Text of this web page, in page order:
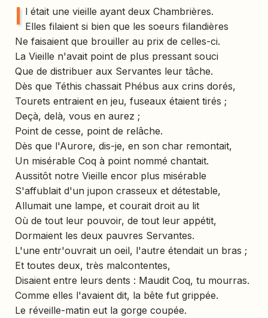
I l était une vieille ayant deux Chambrières.
Elles filaient si bien que les soeurs filandières
Ne faisaient que brouiller au prix de celles-ci.
La Vieille n'avait point de plus pressant souci
Que de distribuer aux Servantes leur tâche.
Dès que Téthis chassait Phébus aux crins dorés,
Tourets entraient en jeu, fuseaux étaient tirés ;
Deçà, delà, vous en aurez ;
Point de cesse, point de relâche.
Dès que l'Aurore, dis-je, en son char remontait,
Un misérable Coq à point nommé chantait.
Aussitôt notre Vieille encor plus misérable
S'affublait d'un jupon crasseux et détestable,
Allumait une lampe, et courait droit au lit
Où de tout leur pouvoir, de tout leur appétit,
Dormaient les deux pauvres Servantes.
L'une entr'ouvrait un oeil, l'autre étendait un bras ;
Et toutes deux, très malcontentes,
Disaient entre leurs dents : Maudit Coq, tu mourras.
Comme elles l'avaient dit, la bête fut grippée.
Le réveille-matin eut la gorge coupée.